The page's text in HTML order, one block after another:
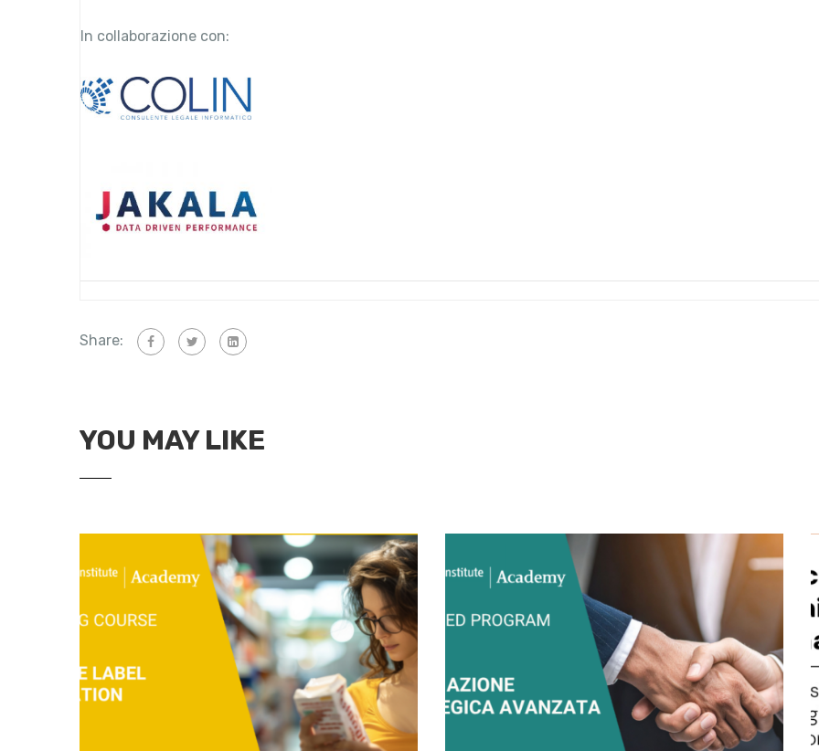
In collaborazione con:
Share:
YOU MAY LIKE